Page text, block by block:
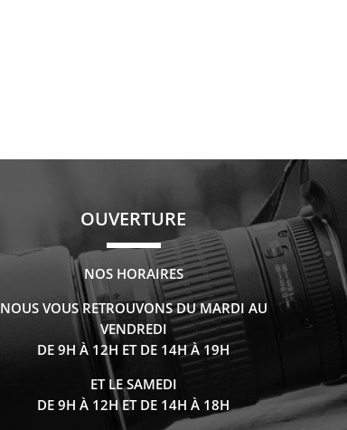
OUVERTURE
NOS HORAIRES
NOUS VOUS RETROUVONS DU MARDI AU
VENDREDI
DE 9H À 12H ET DE 14H À 19H
ET LE SAMEDI
DE 9H À 12H ET DE 14H À 18H